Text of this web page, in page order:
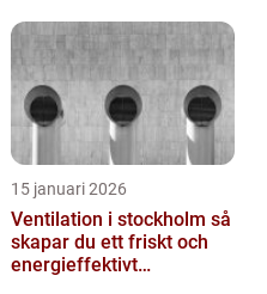
15 januari 2026
Ventilation i stockholm så
skapar du ett friskt och
energieffektivt